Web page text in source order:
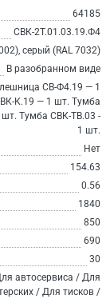
64185
СВК-2Т.01.03.19.Ф4
серый (RAL 7032)
В разобранном виде
СВ-Ф4.19 — 1
К.19 — 1 шт. Тумба
Тумба СВК-ТВ.03 -
1 шт.
Нет
154.63
0.56
1840
850
690
30
автосервиса / Для
/ Для тисков /